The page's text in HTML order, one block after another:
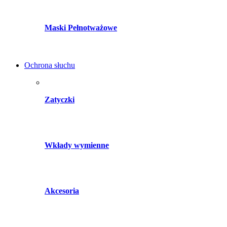
Maski Pełnotważowe
Ochrona słuchu
Zatyczki
Wkłady wymienne
Akcesoria